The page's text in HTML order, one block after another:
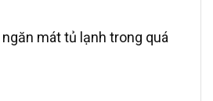
mát tủ lạnh trong quá